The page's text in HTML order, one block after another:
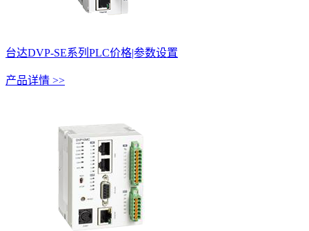
台达DVP-SE系列PLC价格|参数设置
产品详情 >>